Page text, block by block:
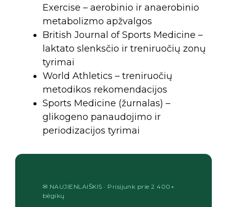
Exercise – aerobinio ir anaerobinio
metabolizmo apžvalgos
British Journal of Sports Medicine –
laktato slenksčio ir treniruočių zonų
tyrimai
World Athletics – treniruočių
metodikos rekomendacijos
Sports Medicine (žurnalas) –
glikogeno panaudojimo ir
periodizacijos tyrimai
✉ NAUJIENLAIŠKIS · Prisijunk prie 2 400+
bėgikų